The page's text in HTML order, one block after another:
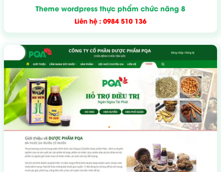
Theme wordpress thực phẩm chức năng 8
Liên hệ : 0984 510 136